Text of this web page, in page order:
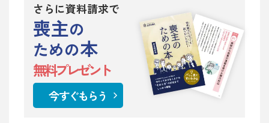
さらに資料請求で
喪主の
ための本
無料プレゼント
今すぐもらう